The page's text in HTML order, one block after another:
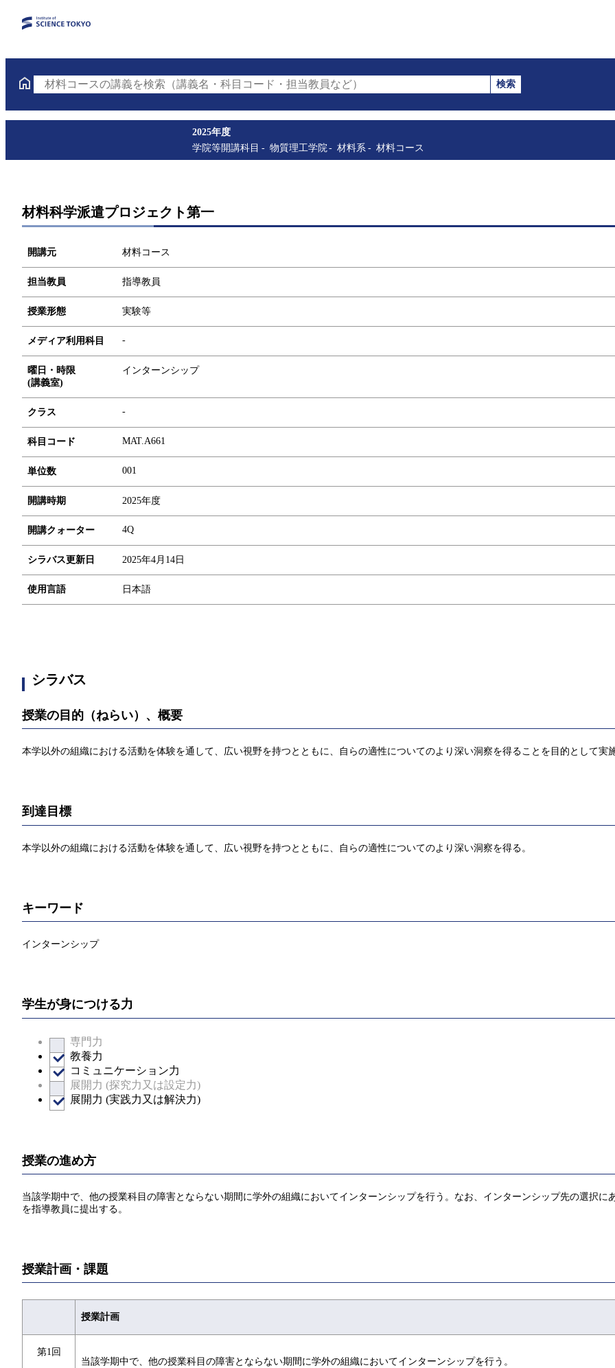
材料コースの講義を検索（講義名・科目コード・担当教員など）
検索
2025年度
学院等開講科目
物質理工学院 材料系 材料コース
材料科学派遣プロジェクト第一
開講元 材料コース
担当教員 指導教員
授業形態 実験等
メディア利用科目 -
曜日・時限
(講義室)
インターンシップ
クラス -
科目コード MAT.A661
単位数 001
開講時期 2025年度
開講クォーター 4Q
シラバス更新日 2025年4月14日
使用言語 日本語
シラバス
授業の目的（ねらい）、概要
本学以外の組織における活動を体験を通して、広い視野を持つとともに、自らの適性についてのより深い洞察を得ることを目的として実
到達目標
本学以外の組織における活動を体験を通して、広い視野を持つとともに、自らの適性についてのより深い洞察を得る。
キーワード
インターンシップ
学生が身につける力
専門力
教養力
コミュニケーション力
展開力 (探究力又は設定力)
展開力 (実践力又は解決力)
授業の進め方
当該学期中で、他の授業科目の障害とならない期間に学外の組織においてインターンシップを行う。なお、インターンシップ先の選択
を指導教員に提出する。
授業計画・課題
授業計画
第1回
当該学期中で、他の授業科目の障害とならない期間に学外の組織においてインターンシップを行う。